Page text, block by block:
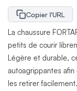
Copier l'URL
La chaussure
petits de courir
Légère et durable,
autoagrippantes
les retirer